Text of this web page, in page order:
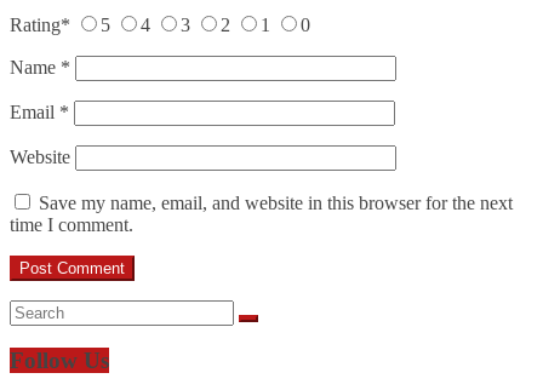
Rating* 5 4 3 2 1 0
Name *
Email *
Website
Save my name, email, and website in this browser for the next
time I comment.
Follow Us